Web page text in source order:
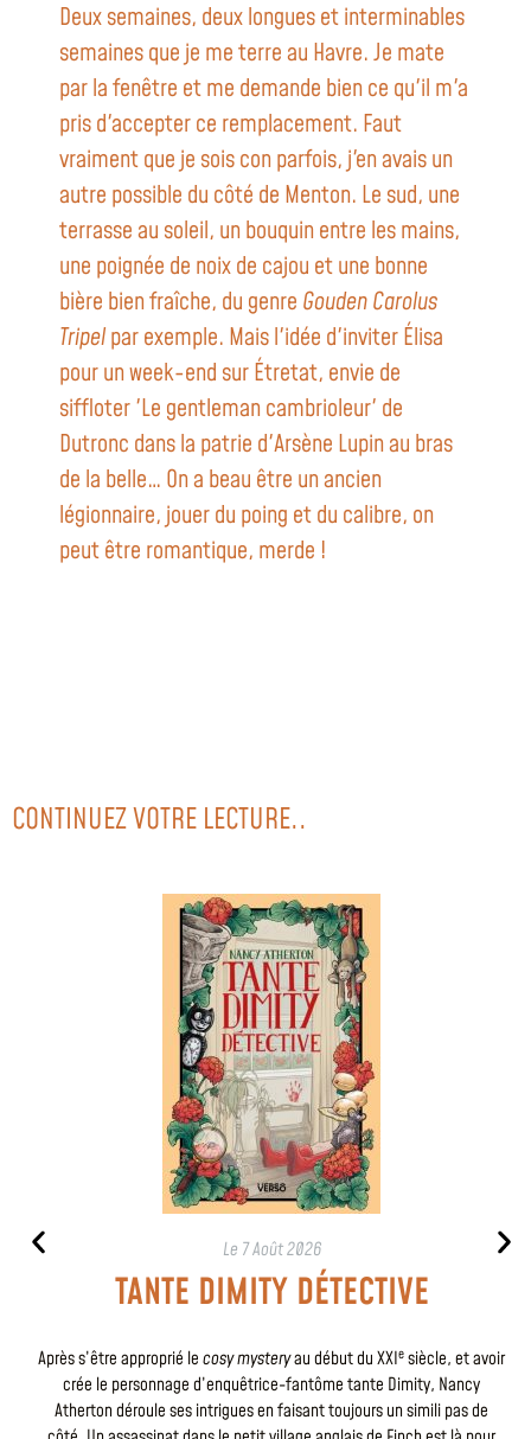
Deux semaines, deux longues et interminables
semaines que je me terre au Havre. Je mate
par la fenêtre et me demande bien ce qu'il m'a
pris d'accepter ce remplacement. Faut
vraiment que je sois con parfois, j'en avais un
autre possible du côté de Menton. Le sud, une
terrasse au soleil, un bouquin entre les mains,
une poignée de noix de cajou et une bonne
bière bien fraîche, du genre Gouden Carolus
Tripelpar exemple. Mais l'idée d'inviter Élisa
pour un week-end sur Étretat, envie de
siffloter 'Le gentleman cambrioleur' de
Dutronc dans la patrie d'Arsène Lupin au bras
de la belle… On a beau être un ancien
légionnaire, jouer du poing et du calibre, on
peut être romantique, merde !
CONTINUEZ VOTRE LECTURE..
Le 7 Août 2026
TANTE DIMITY DÉTECTIVE
Après s’être approprié lecosy mysteryau début du XXIesiècle, et avoir
crée le personnage d’enquêtrice-fantôme tante Dimity, Nancy
Atherton déroule ses intrigues en faisant toujours un simili pas de